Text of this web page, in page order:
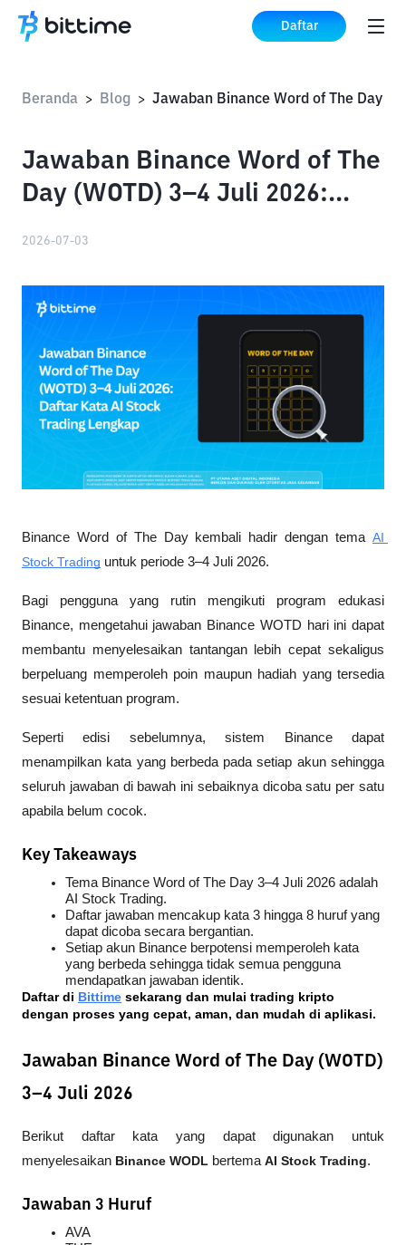
Daftar
Beranda > Blog >
Jawaban Binance Word of The
Day (WOTD) 3–4 Juli 2026:
2026-07-03
Binance Word of The Day kembali hadir dengan tema AI
Stock Trading untuk periode 3–4 Juli 2026.
Bagi pengguna yang rutin mengikuti program edukasi
Binance, mengetahui jawaban Binance WOTD hari ini dapat
membantu menyelesaikan tantangan lebih cepat sekaligus
berpeluang memperoleh poin maupun hadiah yang tersedia
sesuai ketentuan program.
Seperti edisi sebelumnya, sistem Binance dapat
menampilkan kata yang berbeda pada setiap akun sehingga
seluruh jawaban di bawah ini sebaiknya dicoba satu per satu
apabila belum cocok.
Key Takeaways
Tema Binance Word of The Day 3–4 Juli 2026 adalah
AI Stock Trading.
Daftar jawaban mencakup kata 3 hingga 8 huruf yang
dapat dicoba secara bergantian.
Setiap akun Binance berpotensi memperoleh kata
yang berbeda sehingga tidak semua pengguna
mendapatkan jawaban identik.
Daftar di Bittime sekarang dan mulai trading kripto
dengan proses yang cepat, aman, dan mudah di aplikasi.
Jawaban Binance Word of The Day (WOTD)
3–4 Juli 2026
Berikut daftar kata yang dapat digunakan untuk
menyelesaikan Binance WODL bertema AI Stock Trading.
Jawaban 3 Huruf
AVA